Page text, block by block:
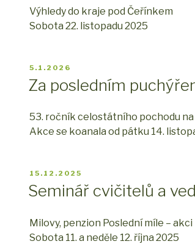
Výhledy do kraje pod Čeřínkem
Sobota 22. listopadu 2025
PUBLIKOVÁNO
5.1.2026
Za posledním
53. ročník celostátního pochodu
Akce se koanala od pátku 14.
PUBLIKOVÁNO
15.12.2025
Seminář cvičitelů a
Milovy, penzion Poslední míle –
Sobota 11. a neděle 12. října 2025